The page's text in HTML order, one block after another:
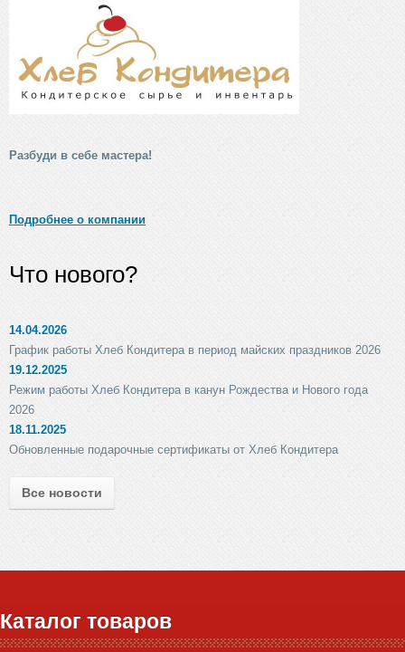
Разбуди в себе мастера!
Подробнее о компании
Что нового?
14.04.2026
График работы Хлеб Кондитера в период майских праздников 2026
19.12.2025
Режим работы Хлеб Кондитера в канун Рождества и Нового года
2026
18.11.2025
Обновленные подарочные сертификаты от Хлеб Кондитера
Все новости
Каталог товаров